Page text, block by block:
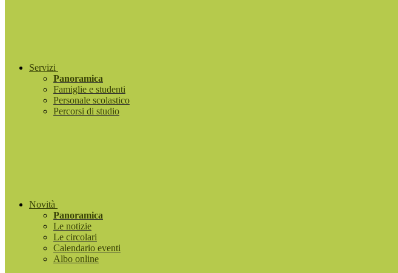
Servizi
Panoramica
Famiglie e studenti
Personale scolastico
Percorsi di studio
Novità
Panoramica
Le notizie
Le circolari
Calendario eventi
Albo online